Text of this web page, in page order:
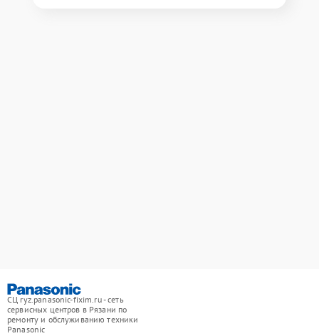
СЦ ryz.panasonic-fixim.ru - сеть
сервисных центров в Рязани по
ремонту и обслуживанию техники
Panasonic